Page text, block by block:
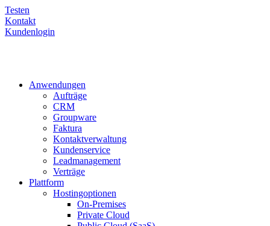
Testen
Kontakt
Kundenlogin
Anwendungen
Aufträge
CRM
Groupware
Faktura
Kontaktverwaltung
Kundenservice
Leadmanagement
Verträge
Plattform
Hostingoptionen
On-Premises
Private Cloud